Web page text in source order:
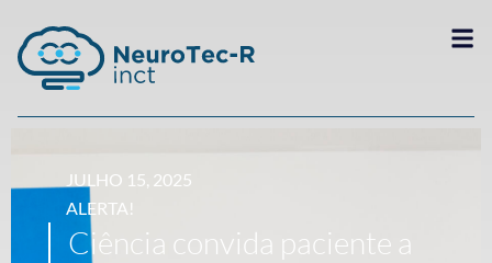
JULHO 15, 2025
ALERTA!
Ciência convida paciente a